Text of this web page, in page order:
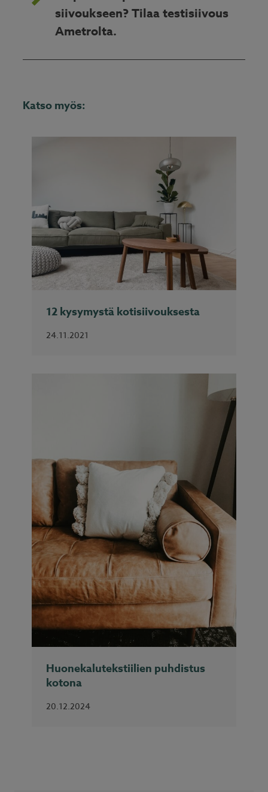
siivoukseen? Tilaa testisiivous
Ametrolta.
Katso myös:
12 kysymystä kotisiivouksesta
24.11.2021
Huonekalutekstiilien puhdistus
kotona
20.12.2024